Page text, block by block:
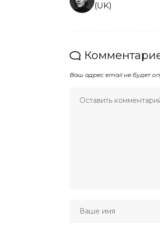
(UK)
Ваш адрес email не будет